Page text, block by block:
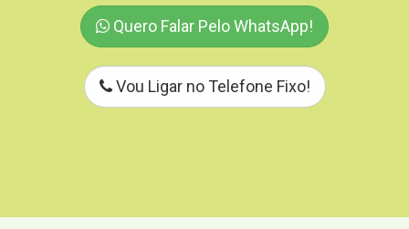
Quero Falar Pelo WhatsApp!
Vou Ligar no Telefone Fixo!